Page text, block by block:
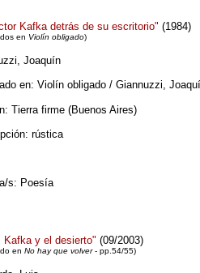
Kafka detrás de su escritorio" (1984)
en Violín obligado)
Joaquín
en: Violín obligado / Giannuzzi,
Tierra firme (Buenos Aires)
rústica
s: Poesía
Kafka y el desierto" (09/2003)
en No hay que volver- pp.54/55)